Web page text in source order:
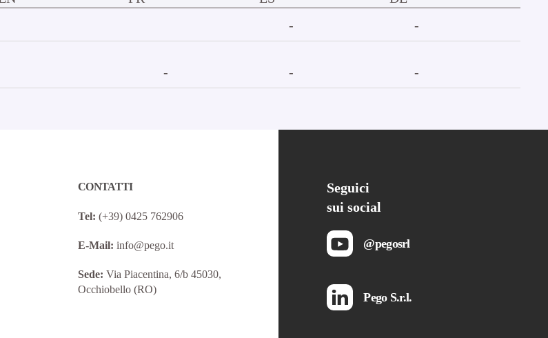
- -
- - -
CONTATTI
Tel: (+39) 0425 762906
E-Mail: info@pego.it
Sede: Via Piacentina, 6/b 45030,
Occhiobello (RO)
Seguici
sui social
@pegosrl
Pego S.r.l.